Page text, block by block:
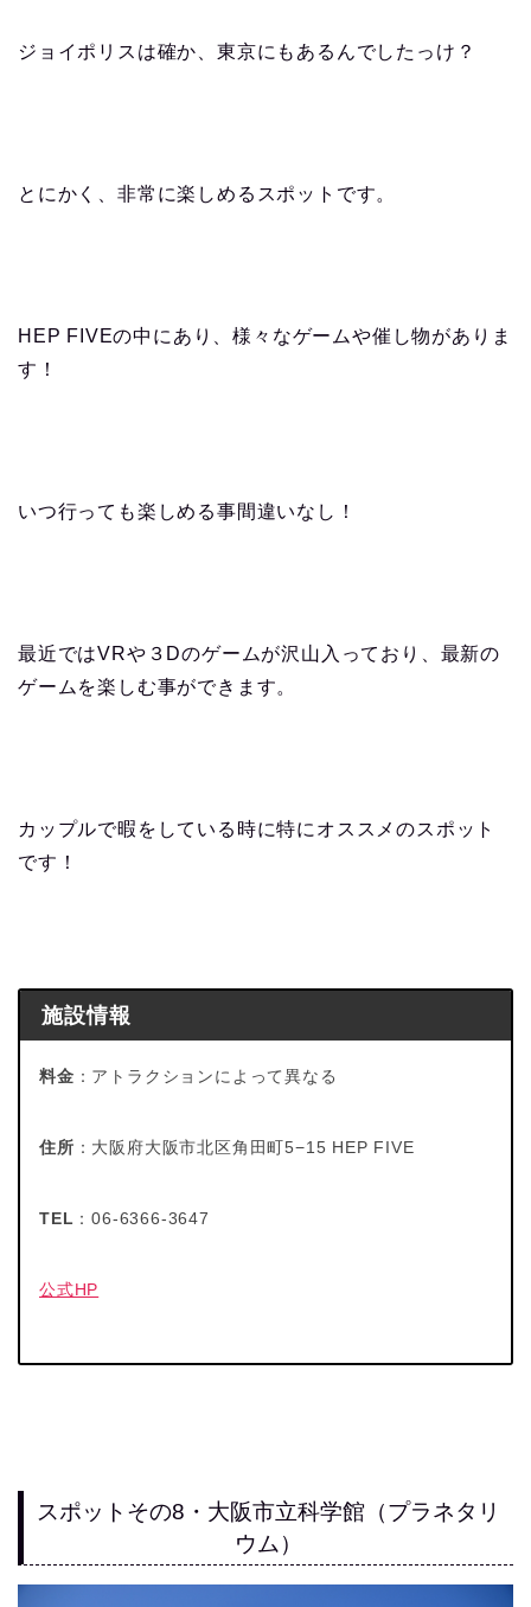
ジョイポリスは確か、東京にもあるんでしたっけ？
とにかく、非常に楽しめるスポットです。
HEP FIVEの中にあり、様々なゲームや催し物がありま
す！
いつ行っても楽しめる事間違いなし！
最近ではVRや３Dのゲームが沢山入っており、最新の
ゲームを楽しむ事ができます。
カップルで暇をしている時に特にオススメのスポット
です！
施設情報
料金 ：アトラクションによって異なる
住所 ：大阪府大阪市北区角田町5−15 HEP FIVE
TEL ：06-6366-3647
公式HP
スポットその8・大阪市立科学館（プラネタリ
ウム）